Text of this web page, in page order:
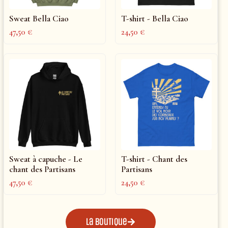
Sweat Bella Ciao
47,50€
T-shirt - Bella Ciao
24,50€
Sweat à capuche - Le
chant des Partisans
47,50€
T-shirt - Chant des
Partisans
24,50€
La boutique